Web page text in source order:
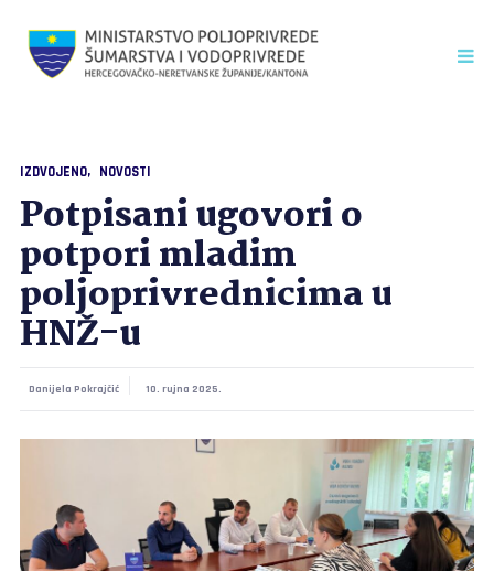
IZDVOJENO NOVOSTI
Potpisani ugovori o
potpori mladim
poljoprivrednicima u
HNŽ-u
Danijela Pokrajčić 10. rujna 2025.